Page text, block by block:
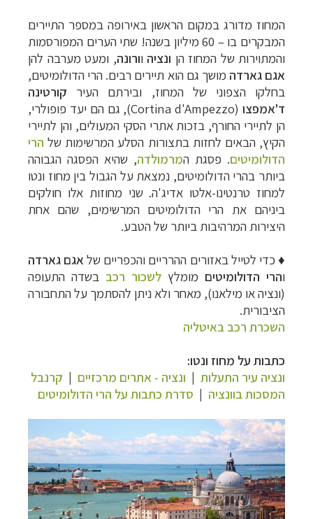
המחוז מדורג במקום הראשון באירופה במספר התיירים
המבקרים בו–
60 מיליון בשנה! שתי הערים המפורסמות
והמתוירות של המחוז הן ונציהוורונה, ומעט מערבה להן
אגם גארדה מושך גם הוא תיירים רבים. הרי הדולומיטים,
בחלקו הצפוני של המחוז, ובירתם העיר קורטינה
ד'אמפצו (
Cortina d'Ampezzo), גם הם יעד פופולרי,
הן לתיירי החורף, בזכות אתרי הסקי המעולים, והן לתיירי
הקיץ, הבאים לחזות בתצורות הסלע המרשימות של הרי
הדולומיטים. פסגת המרמולדה, שהיא הפסגה הגבוהה
ביותר בהרי הדולומיטים, נמצאת על הגבול בין מחוז ונטו
למחוז טרנטינו-אלטו אדיג'ה. שני מחוזות אלו חולקים
ביניהם את הרי הדולומיטים המרשימים, שהם אחת
היצירות המרהיבות ביותר של הטבע.
♦כדי לטייל באזורים ההרריים והכפריים שלאגם גארדה
והרי הדולומיטים מומלץ לשכור רכב בשדה התעופה
(ונציה או מילאנו), מאחר ולא ניתן להסתמך על התחבורה
הציבורית.
השכרת רכב באיטליה
כתבות על מחוז ונטו:
ונציה עיר התעלות | ונציה - אתרים מרכזיים | קרנבל
המסכות בוונציה | סדרת כתבות על הרי הדולומיטים